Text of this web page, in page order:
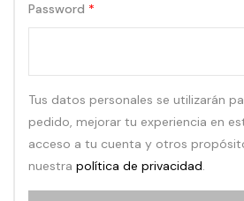
Password *
Tus datos personales se utilizarán
pedido, mejorar tu experiencia en
acceso a tu cuenta y otros
nuestra política de privacidad.